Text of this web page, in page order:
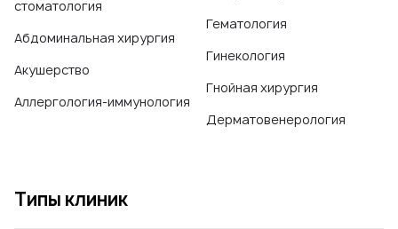
стоматология
Абдоминальная хирургия
Акушерство
Аллергология-иммунология
Гематология
Гинекология
Гнойная хирургия
Дерматовенерология
Типы клиник